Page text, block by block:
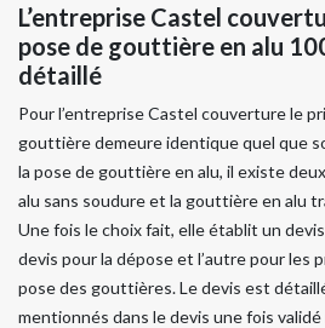
L’entreprise Castel
pose de gouttière en alu
détaillé
Pour l’entreprise Castel couverture le
gouttière demeure identique quel que
la pose de gouttière en alu, il existe
alu sans soudure et la gouttière en alu
Une fois le choix fait, elle établit un
devis pour la dépose et l’autre pour les
pose des gouttières. Le devis est
mentionnés dans le devis une fois